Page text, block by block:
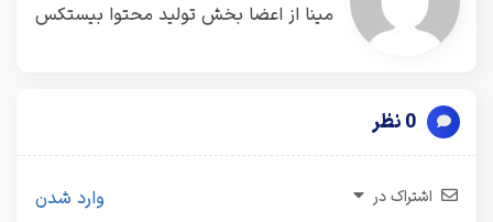
مینا از اعضا بخش تولید محتوا بیستکس
اشتراک در وارد شدن